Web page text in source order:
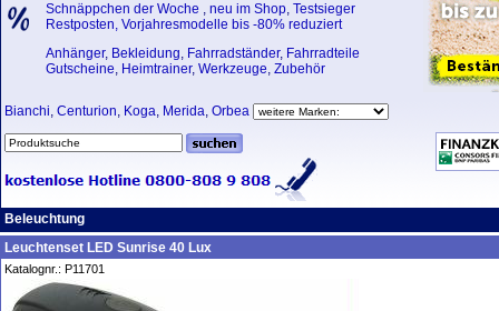
Schnäppchen der Woche , neu im Shop, Testsieger
Restposten, Vorjahresmodelle bis -80% reduziert
Anhänger, Bekleidung, Fahrradständer, Fahrradteile
Gutscheine, Heimtrainer, Werkzeuge, Zubehör
Bianchi, Centurion, Koga, Merida, Orbea
Beleuchtung
Leuchtenset LED Sunrise 40 Lux
Katalognr.: P11701